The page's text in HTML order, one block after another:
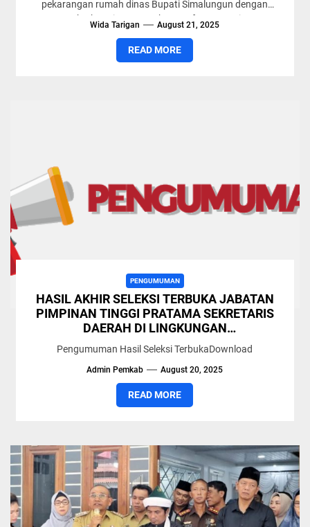
pekarangan rumah dinas Bupati Simalungun dengan
menanam berbagai tanaman bermanfaat seperti sayuran
Wida Tarigan August 21, 2025
READ MORE
PENGUMUMAN
HASIL AKHIR SELEKSI TERBUKA JABATAN
PIMPINAN TINGGI PRATAMA SEKRETARIS
DAERAH DI LINGKUNGAN
PEMERINTAHKABUPATEN SIMALUNGUN
TAHUN 2025
Pengumuman Hasil Seleksi TerbukaDownload
Admin Pemkab August 20, 2025
READ MORE